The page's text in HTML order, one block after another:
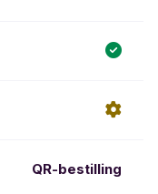
QR-bestilling